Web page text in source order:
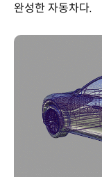
완성한 자동차다.